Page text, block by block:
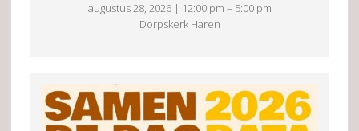
augustus 28, 2026 | 12:00 pm – 5:00 pm
Dorpskerk Haren